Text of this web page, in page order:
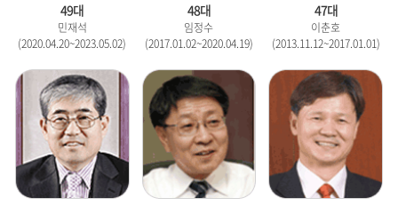
49대
민재석
(2020.04.20~2023.05.02)
48대
임정수
(2017.01.02~2020.04.19)
47대
이춘호
(2013.11.12~2017.01.01)